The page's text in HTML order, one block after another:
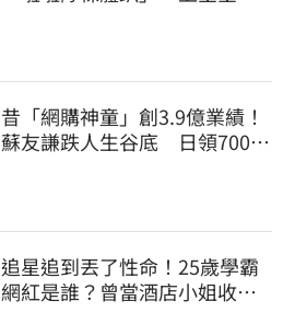
昔「網購神童」創3.9億業績！
蘇友謙跌人生谷底 日領700元
追星追到丟了性命！25歲學霸
網紅是誰？曾當酒店小姐收入